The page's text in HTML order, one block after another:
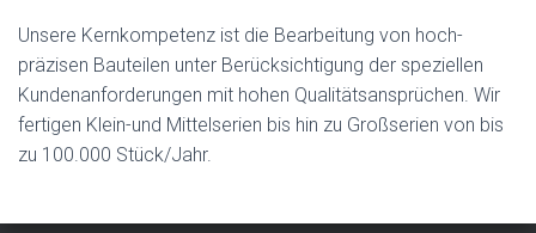
Unsere Kernkom­pe­tenz ist die Bear­beitung von hoch­
präzisen Bauteilen unter Berück­sich­ti­gung der speziellen
Kun­de­nan­forderun­gen mit hohen Qual­ität­sansprüchen. Wir
fer­ti­gen Klein-und Mit­telse­rien bis hin zu Großse­rien von bis
zu 100.000 Stück/Jahr.